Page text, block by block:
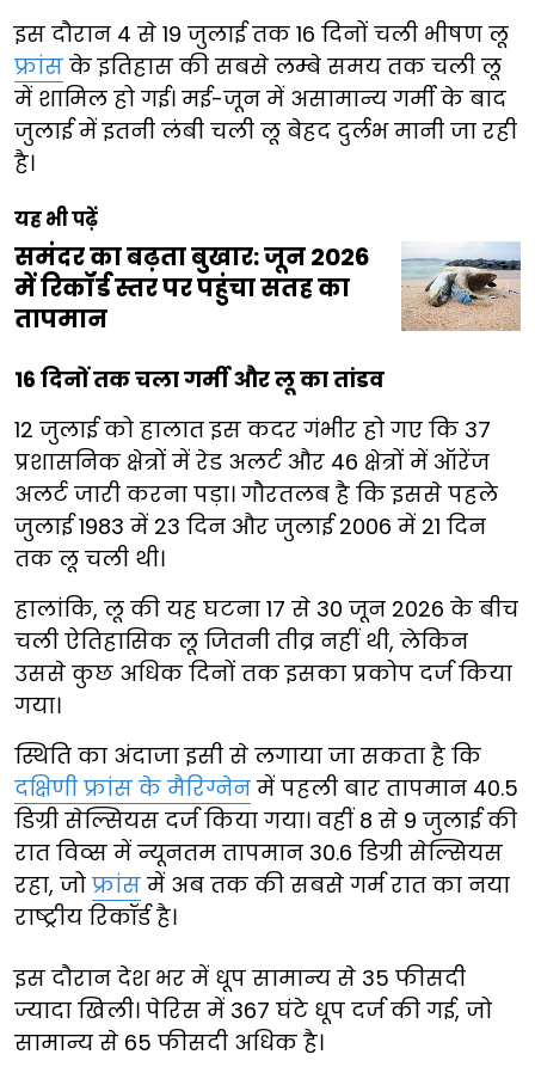
इस दौरान 4 से 19 जुलाई तक 16 दिनों चली भीषण लू
फ्रांस के इतिहास की सबसे लम्बे समय तक चली लू
में शामिल हो गई। मई-जून में असामान्य गर्मी के बाद
जुलाई में इतनी लंबी चली लू बेहद दुर्लभ मानी जा रही
है।
यह भी पढ़ें
समंदर का बढ़ता बुखार: जून 2026
में रिकॉर्ड स्तर पर पहुंचा सतह का
तापमान
16 दिनों तक चला गर्मी और लू का तांडव
12 जुलाई को हालात इस कदर गंभीर हो गए कि 37
प्रशासनिक क्षेत्रों में रेड अलर्ट और 46 क्षेत्रों में ऑरेंज
अलर्ट जारी करना पड़ा। गौरतलब है कि इससे पहले
जुलाई 1983 में 23 दिन और जुलाई 2006 में 21 दिन
तक लू चली थी।
हालांकि, लू की यह घटना 17 से 30 जून 2026 के बीच
चली ऐतिहासिक लू जितनी तीव्र नहीं थी, लेकिन
उससे कुछ अधिक दिनों तक इसका प्रकोप दर्ज किया
गया।
स्थिति का अंदाजा इसी से लगाया जा सकता है कि
दक्षिणी फ्रांस के मैरिग्नेन में पहली बार तापमान 40.5
डिग्री सेल्सियस दर्ज किया गया। वहीं 8 से 9 जुलाई की
रात विव्स में न्यूनतम तापमान 30.6 डिग्री सेल्सियस
रहा, जो फ्रांस में अब तक की सबसे गर्म रात का नया
राष्ट्रीय रिकॉर्ड है।
इस दौरान देश भर में धूप सामान्य से 35 फीसदी
ज्यादा खिली। पेरिस में 367 घंटे धूप दर्ज की गई, जो
सामान्य से 65 फीसदी अधिक है।